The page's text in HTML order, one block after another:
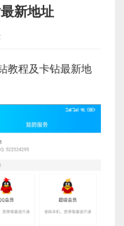
新地址
教程及卡钻最新地